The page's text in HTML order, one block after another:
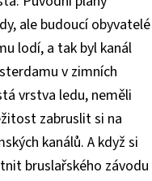
ale budoucí obyvatelé
lodí, a tak byl kanál
v zimních
vrstva ledu, neměli
zabruslit si na
kanálů. A když si
bruslařského závodu